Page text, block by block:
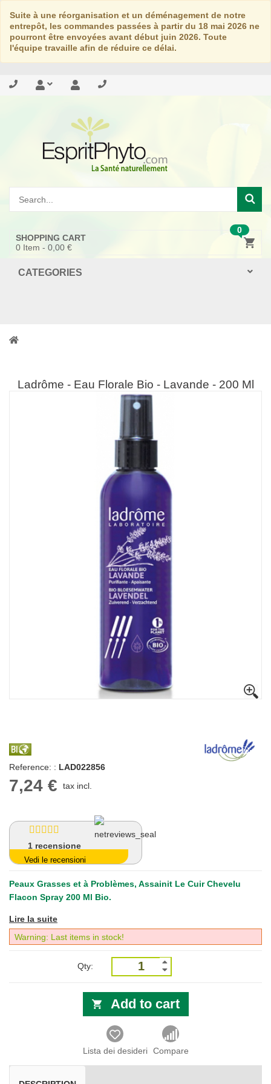
Suite à une réorganisation et un déménagement de notre
entrepôt, les commandes passées à partir du 18 mai 2026 ne
pourront être envoyées avant début juin 2026. Toute
l'équipe travaille afin de réduire ce délai.
0
SHOPPING CART
0 Item - 0,00 €
CATEGORIES
Ladrôme - Eau Florale Bio - Lavande - 200 Ml
Reference: : LAD022856
7,24 € tax incl.
1 recensione
Vedi le recensioni
Peaux Grasses et à Problèmes, Assainit Le Cuir Chevelu
Flacon Spray 200 Ml Bio.
Lire la suite
Warning: Last items in stock!
Qty:
Add to cart
Lista dei desideri Compare